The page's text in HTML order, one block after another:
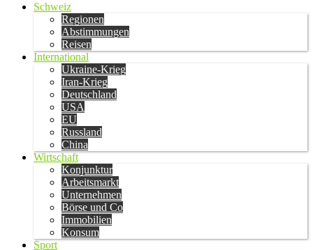
Schweiz
Regionen
Abstimmungen
Reisen
International
Ukraine-Krieg
Iran-Krieg
Deutschland
USA
EU
Russland
China
Wirtschaft
Konjunktur
Arbeitsmarkt
Unternehmen
Börse und Co
Immobilien
Konsum
Sport